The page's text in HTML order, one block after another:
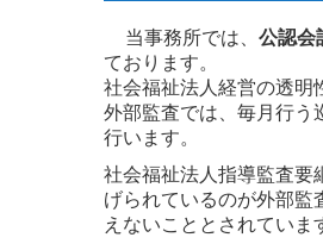
当事務所では、 公認会
ております。
社会福祉法人経営の透明
外部監査では、毎月行う
行います。
社会福祉法人指導監査要
げられているのが外部監
えないこととされてい